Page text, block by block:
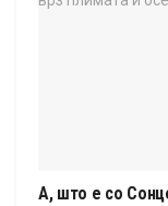
А, што е со